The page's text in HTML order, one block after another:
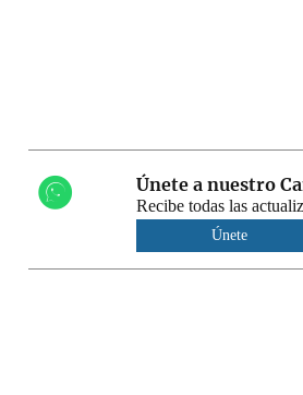
Únete a nuestro
Recibe todas las
Únete